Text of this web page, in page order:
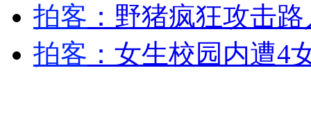
消防员救轻生者 花炮节热闹非凡 减压"枕头大战"
拍客 ：野猪疯狂攻击
拍客 ：女生校园内遭4